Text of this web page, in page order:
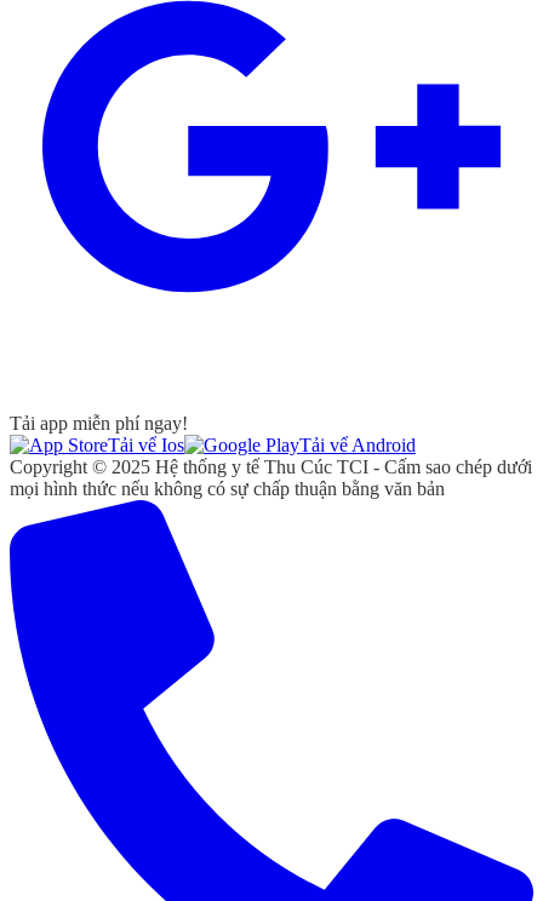
Tải app miễn phí ngay!
Tải vể Ios
Tải vể Android
Copyright © 2025 Hệ thống y tế Thu Cúc TCI - Cấm sao chép dưới
mọi hình thức nếu không có sự chấp thuận bằng văn bản